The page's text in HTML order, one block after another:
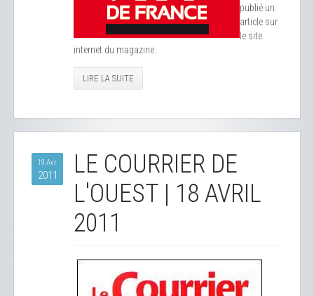
publié un
article sur
le site
internet du magazine.
LIRE LA SUITE
19 Avr
2011
LE COURRIER DE
L'OUEST | 18 AVRIL
2011